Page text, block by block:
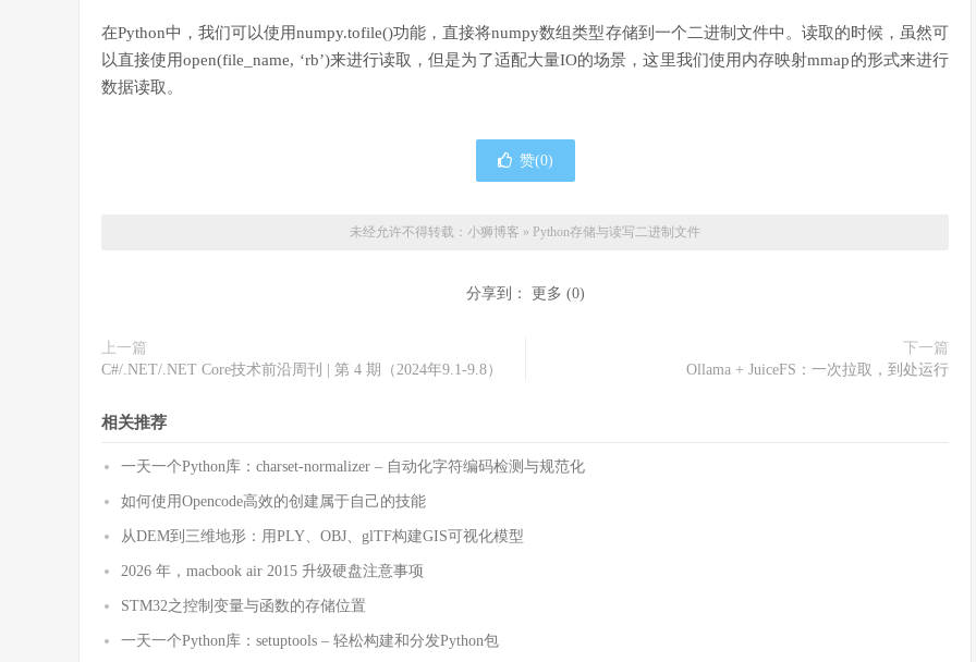
在Python中，我们可以使用numpy.tofile()功能，直接将numpy数组类型存储到一个二进制文件中。读取的时候，虽然可
以直接使用open(file_name, ‘rb’)来进行读取，但是为了适配大量IO的场景，这里我们使用内存映射mmap的形式来进行
数据读取。
赞(0)
未经允许不得转载： 小狮博客 » Python存储与读写二进制文件
分享到： 更多 (0)
上一篇
C#/.NET/.NET Core技术前沿周刊 | 第 4 期（2024年9.1-9.8）
下一篇
Ollama + JuiceFS：一次拉取，到处运行
相关推荐
一天一个Python库：charset-normalizer – 自动化字符编码检测与规范化
如何使用Opencode高效的创建属于自己的技能
从DEM到三维地形：用PLY、OBJ、glTF构建GIS可视化模型
2026 年，macbook air 2015 升级硬盘注意事项
STM32之控制变量与函数的存储位置
一天一个Python库：setuptools – 轻松构建和分发Python包